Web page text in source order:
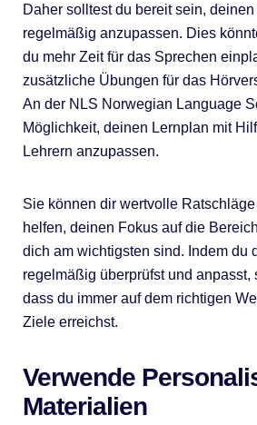
Daher solltest du bereit sein,
regelmäßig anzupassen. Dies
du mehr Zeit für das Sprechen
zusätzliche Übungen für das
An der NLS Norwegian Language
Möglichkeit, deinen Lernplan mit
Lehrern anzupassen.
Sie können dir wertvolle
helfen, deinen Fokus auf die
dich am wichtigsten sind. Indem du
regelmäßig überprüfst und anpasst,
dass du immer auf dem richtigen
Ziele erreichst.
Verwende
Materialien